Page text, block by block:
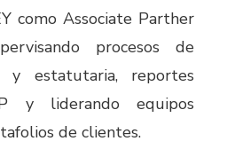
como Associate Parther
procesos de
y estatutaria, reportes
y liderando equipos
de clientes.